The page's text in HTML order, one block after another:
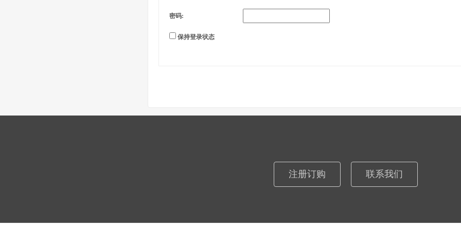
密码:
保持登录状态
注册订购 联系我们